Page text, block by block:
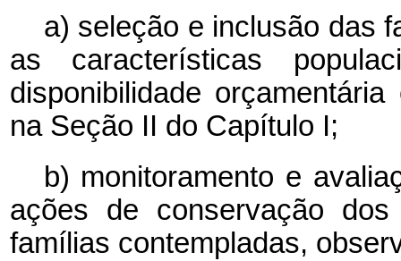
a) seleção e inclusão das
as características
disponibilidade
na Seção II do Capítulo I;
b) monitoramento e
ações de conservação
famílias contempladas,